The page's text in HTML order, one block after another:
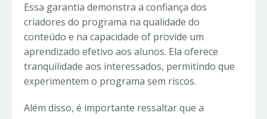
Essa garantia demonstra a confiança dos
criadores do programa na qualidade do
conteúdo e na capacidade of provide um
aprendizado efetivo aos alunos. Ela oferece
tranquilidade aos interessados, permitindo que
experimentem o programa sem riscos.
Além disso, é importante ressaltar que a